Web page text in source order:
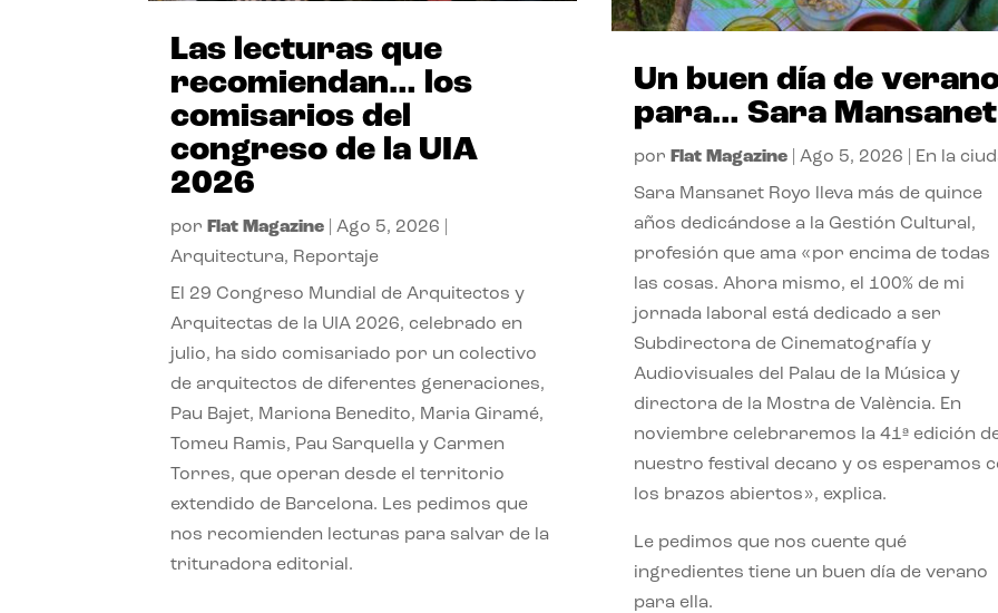
Las lecturas que
recomiendan… los
comisarios del
congreso de la UIA
2026
por Flat Magazine |Ago 5, 2026
Arquitectura, Reportaje
El 29 Congreso Mundial de Arquitectos y
Arquitectas de la UIA 2026, celebrado en
julio, ha sido comisariado por un colectivo
de arquitectos de diferentes generaciones,
Pau Bajet, Mariona Benedito, Maria Giramé,
Tomeu Ramis, Pau Sarquella y Carmen
Torres, que operan desde el territorio
extendido de Barcelona. Les pedimos que
nos recomienden lecturas para salvar de la
trituradora editorial.
Un buen día de
para… Sara Mansanet
por Flat Magazine| Ago 5, 2026 En la
Sara Mansanet Royo lleva más de quince
años dedicándose a la Gestión Cultural,
profesión que ama «por encima de todas
las cosas. Ahora mismo, el 100% de mi
jornada laboral está dedicado a ser
Subdirectora de Cinematografía y
Audiovisuales del Palau de la Música y
directora de la Mostra de València. En
noviembre celebraremos la 41ª edición
nuestro festival decano y os esperamos
los brazos abiertos», explica.
Le pedimos que nos cuente qué
ingredientes tiene un buen día de verano
para ella.